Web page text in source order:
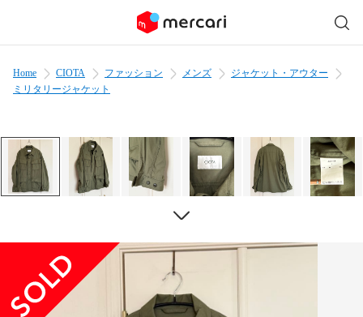
Home CIOTA ファッション メンズ
ジャケット・アウター
ミリタリージャケット